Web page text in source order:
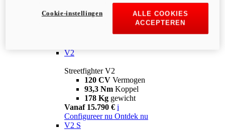
V2
Streetfighter V2
120 CV Vermogen
93,3 Nm Koppel
178 Kg gewicht
Vanaf 15.790 € i
Configureer nu Ontdek nu
V2 S
ALLE COOKIES
ACCEPTEREN
Cookie-instellingen